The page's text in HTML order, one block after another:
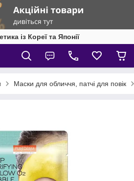
із Кореї та Японії
Маски для обличчя, патчі для повік